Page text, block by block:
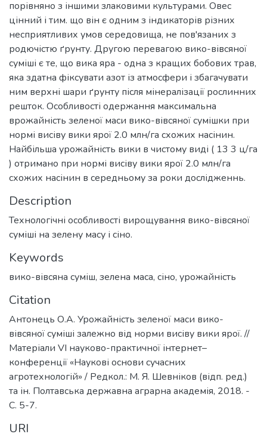
порівняно з іншими злаковими культурами. Овес
цінний і тим. що він є одним з індикаторів різних
несприятливих умов середовища, не пов'язаних з
родючістю ґрунту. Другою перевагою вико-вівсяної
суміші є те, що вика яра - одна з кращих бобових трав,
яка здатна фіксувати азот із атмосфери і збагачувати
ним верхні шари ґрунту після мінералізації рослинних
решток. Особливості одержання максимальна
врожайність зеленої маси вико-вівсяної сумішки при
нормі висіву вики ярої 2.0 млн/га схожих насінин.
Найбільша урожайність вики в чистому виді ( 13 3 ц/га
) отримано при нормі висіву вики ярої 2.0 млн/га
схожих насінин в середньому за роки дослідженнь.
Description
Технологічні особливості вирощування вико-вівсяної
суміші на зелену масу і сіно.
Keywords
вико-вівсяна суміш, зелена маса, сіно, урожайність
Citation
Антонець О.А. Урожайність зеленої маси вико-
вівсяної суміші залежно від норми висіву вики ярої. //
Матеріали VІ науково-практичної інтернет–
конференції «Наукові основи сучасних
агротехнологій» / Редкол.: М. Я. Шевніков (відп. ред.)
та ін. Полтавська державна аграрна академія, 2018. -
С. 5-7.
URI